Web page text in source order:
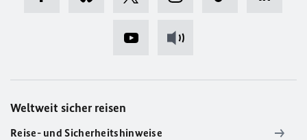
Weltweit sicher reisen
Reise- und Sicherheitshinweise